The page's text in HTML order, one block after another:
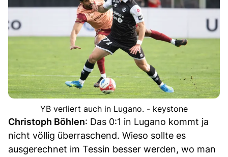
YB verliert auch in Lugano. - keystone
Christoph Böhlen: Das 0:1 in Lugano kommt ja
nicht völlig überraschend. Wieso sollte es
ausgerechnet im Tessin besser werden, wo man